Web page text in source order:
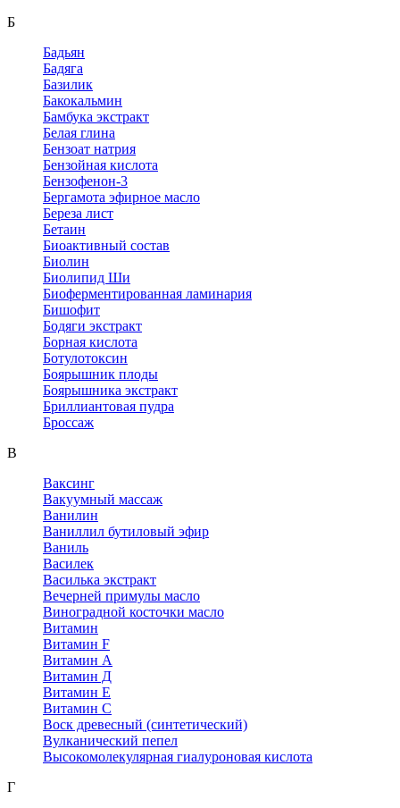
Б
Бадьян
Бадяга
Базилик
Бакокальмин
Бамбука экстракт
Белая глина
Бензоат натрия
Бензойная кислота
Бензофенон-3
Бергамота эфирное масло
Береза лист
Бетаин
Биоактивный состав
Биолин
Биолипид Ши
Биоферментированная ламинария
Бишофит
Бодяги экстракт
Борная кислота
Ботулотоксин
Боярышник плоды
Боярышника экстракт
Бриллиантовая пудра
Броссаж
В
Ваксинг
Вакуумный массаж
Ванилин
Ваниллил бутиловый эфир
Ваниль
Василек
Василька экстракт
Вечерней примулы масло
Виноградной косточки масло
Витамин
Витамин F
Витамин А
Витамин Д
Витамин Е
Витамин С
Воск древесный (синтетический)
Вулканический пепел
Высокомолекулярная гиалуроновая кислота
Г